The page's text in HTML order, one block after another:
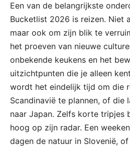
Een van de belangrijkste
Bucketlist 2026 is reizen. Niet
maar ook om zijn blik te
het proeven van nieuwe
onbekende keukens en het
uitzichtpunten die je alleen
wordt het eindelijk tijd om die
Scandinavië te plannen, of die
naar Japan. Zelfs korte tripjes
hoog op zijn radar. Een
dagen de natuur in Slovenië,